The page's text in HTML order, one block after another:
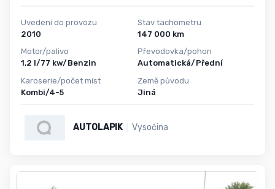
Uvedení do provozu
2010
Motor/palivo
1,2 l/77 kw/Benzin
Karoserie/počet míst
Kombi/4-5
Stav tachometru
147 000 km
Převodovka/pohon
Automatická/Přední
Země původu
Jiná
AUTOLAPIK Vysočina